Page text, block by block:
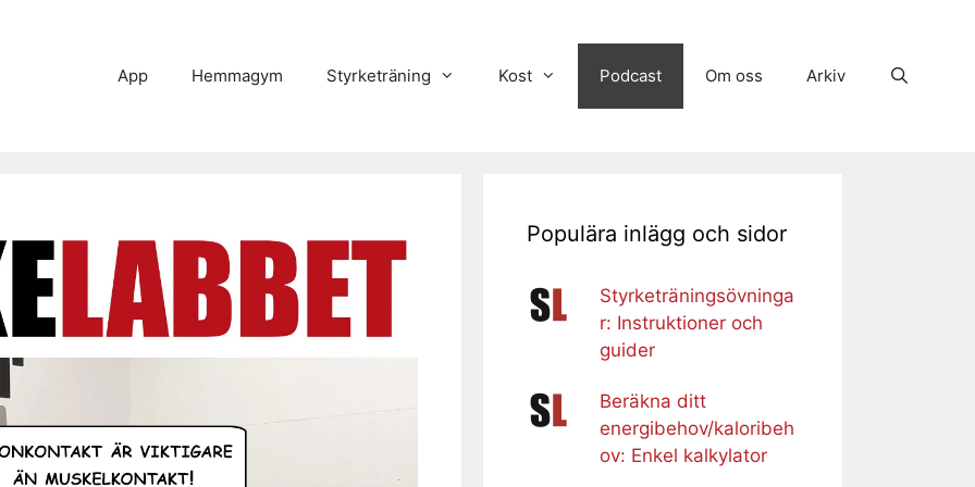
App Hemmagym Styrketräning Kost Podcast Om oss Arkiv
Populära inlägg och sidor
Styrketräningsövninga
r: Instruktioner och
guider
Beräkna ditt
energibehov/kaloribeh
ov: Enkel kalkylator